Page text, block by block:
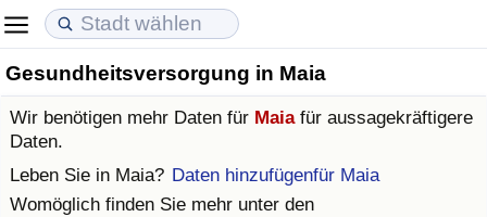
Gesundheitsversorgung in Maia
Wir benötigen mehr Daten für Maiafür aussagekräftigere
Daten.
Leben Sie in Maia? Daten hinzufügenfür Maia
Womöglich finden Sie mehr unter den
Lebenshaltungskosten
Lebenshaltungskosten-Index (aktuell)
Lebenshaltungskosten-Index
Immobilienpreise
Immobilienpreis-Index (aktuell)
Immobilienpreis-Index
Lebensqualität
Lebensqualität-Index
Lebensqualität-Index (aktuell)